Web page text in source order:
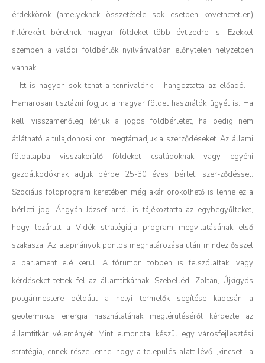
érdekkörök (amelyeknek összetétele sok esetben követhetetlen)
fillérekért bérelnek magyar földeket több évtizedre is. Ezekkel
szemben a valódi földbérlők nyilvánvalóan előnytelen helyzetben
vannak.
– Itt is nagyon sok tehát a tennivalónk – hangoztatta az előadó. –
Hamarosan tisztázni fogjuk a magyar földet használók ügyét is. Ha
kell, visszamenőleg kérjük a jogos földbérletet, ha pedig nem
átlátható a tulajdonosi kör, megtámadjuk a szerződéseket. Az állami
földalapba visszakerülő földeket családoknak vagy egyéni
gazdálkodóknak adjuk bérbe 25-30 éves bérleti szer-ződéssel.
Szociális földprogram keretében még akár örökölhető is lenne ez a
bérleti jog. Ángyán József arról is tájékoztatta az egybegyűlteket,
hogy lezárult a Vidék stratégiája program megvitatásának első
szakasza. Az alapirányok pontos meghatározása után mindez ősszel
a parlament elé kerül. A fórumon többen is felszólaltak, vagy
kérdéseket tettek fel az államtitkárnak. Szebellédi Zoltán, Újkígyós
polgármestere például a helyi termelők segítése kapcsán a
geotermikus energia használatának megtérüléséről kérdezte az
államtitkár véleményét. Mint elmondta, készül egy városfejlesztési
stratégia, ennek része lenne, hogy a település alatt lévő „kincset”, a